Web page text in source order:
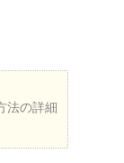
法の詳細